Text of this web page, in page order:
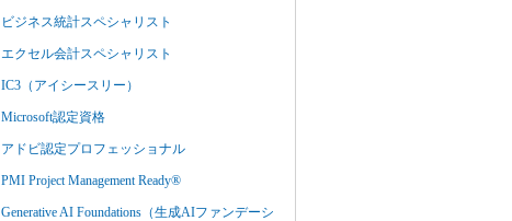
ビジネス統計スペシャリスト
エクセル会計スペシャリスト
IC3（アイシースリー）
Microsoft認定資格
アドビ認定プロフェッショナル
PMI Project Management Ready®
Generative AI Foundations（生成AIファンデーシ